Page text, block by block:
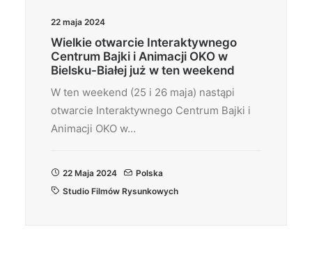
22 maja 2024
Wielkie otwarcie Interaktywnego
Centrum Bajki i Animacji OKO w
Bielsku-Białej już w ten weekend
W ten weekend (25 i 26 maja) nastąpi
otwarcie Interaktywnego Centrum Bajki i
Animacji OKO w…
22 Maja 2024
Polska
Studio Filmów Rysunkowych